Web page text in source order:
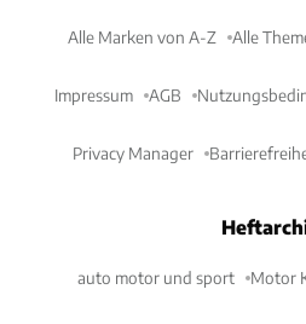
Alle Marken von A-Z Alle
Impressum AGB
Privacy Manager
auto motor und sport Motor